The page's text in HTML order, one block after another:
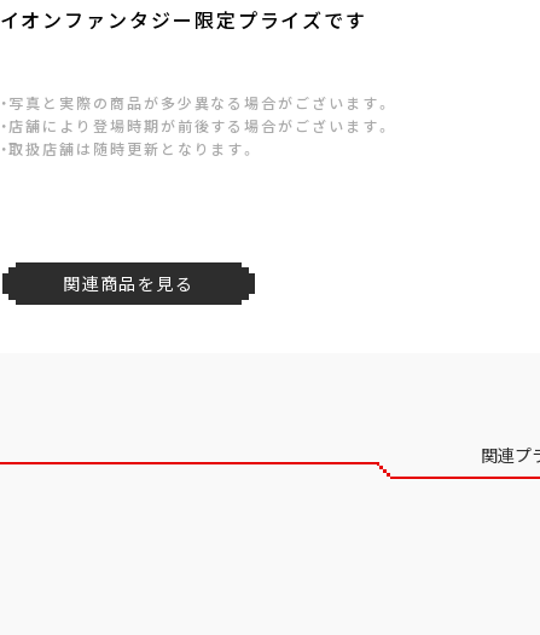
イオンファンタジー限定プライズです
・写真と実際の商品が多少異なる場合がございます。
・店舗により登場時期が前後する場合がございます。
・取扱店舗は随時更新となります。
関連商品を見る
関連プ